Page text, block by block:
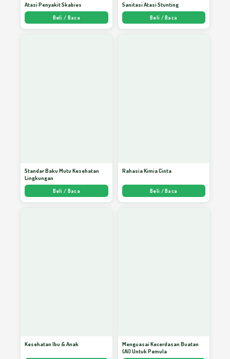
Atasi Penyakit Skabies
Beli / Baca
Sanitasi Atasi Stunting
Beli / Baca
Standar Baku Mutu Kesehatan
Lingkungan
Beli / Baca
Rahasia Kimia Cinta
Beli / Baca
Kesehatan Ibu & Anak
Menguasai Kecerdasan Buatan
(AI) Untuk Pemula